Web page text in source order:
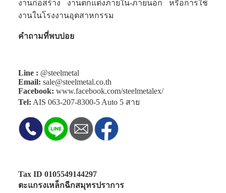
งานก่อสร้าง งานตกแต่งภายใน-ภายนอก หรือการใช้
งานในโรงงานอุตสาหกรรม
คำถามที่พบบ่อย
Line : @steelmetal
Email: sale@steelmetal.co.th
Facebook: www.facebook.com/steelmetalex/
Tel: AIS 063-207-8300-5Auto 5 สาย
Tax ID 0105549144297
ตะแกรงเหล็กฉีกสมุทรปราการ